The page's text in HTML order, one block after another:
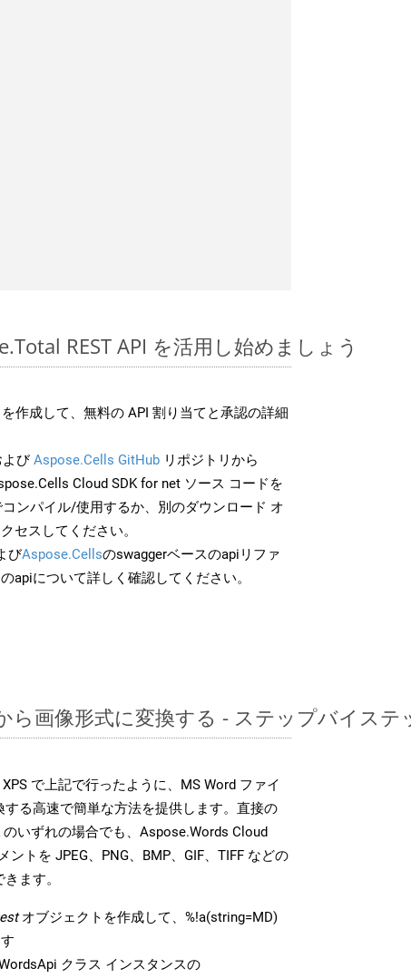
REST API を活用し始めましょう
作成して、無料の API 割り当てと承認の詳細
よびAspose.Cells GitHub リポジトリから
Cloud SDK for net ソース コードを
ンパイル/使用するか、別のダウンロード オ
セスしてください。
びAspose.Cellsのswaggerベースのapiリファ
apiについて詳しく確認してください。
ら画像形式に変換する - ステップバイステ
で上記で行ったように、MS Word ファイ
る高速で簡単な方法を提供します。直接の
のいずれの場合でも、Aspose.Words Cloud
ントを JPEG、PNG、BMP、GIF、TIFF などの
ます。
オブジェクトを作成して、%!a(string=MD)
クラス インスタンスの